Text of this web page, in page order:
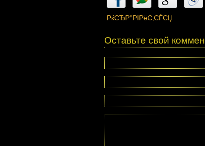
РќСЂР°РІРёС‚СЃСЏ
Оставьте свой